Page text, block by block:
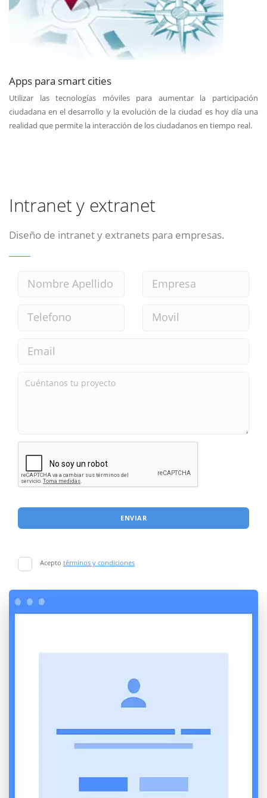
Apps para smart cities
Utilizar las tecnologías móviles para aumentar la participación
ciudadana en el desarrollo y la evolución de la ciudad es hoy día una
realidad que permite la interacción de los ciudadanos en tiempo real.
Intranet y extranet
Diseño de intranet y extranets para empresas.
ENVIAR
Acepto términos y condiciones